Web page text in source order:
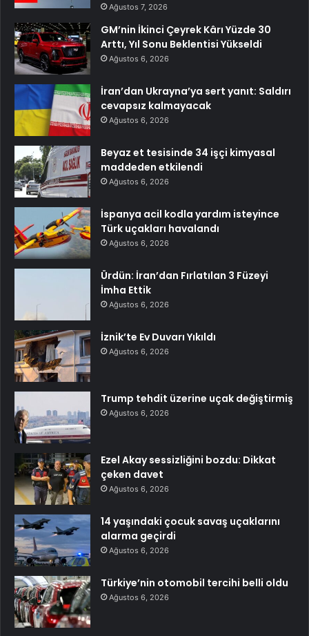
Ağustos 7, 2026
GM’nin İkinci Çeyrek Kârı Yüzde 30
Arttı, Yıl Sonu Beklentisi Yükseldi
Ağustos 6, 2026
İran’dan Ukrayna’ya sert yanıt: Saldırı
cevapsız kalmayacak
Ağustos 6, 2026
Beyaz et tesisinde 34 işçi kimyasal
maddeden etkilendi
Ağustos 6, 2026
İspanya acil kodla yardım isteyince
Türk uçakları havalandı
Ağustos 6, 2026
Ürdün: İran’dan Fırlatılan 3 Füzeyi
İmha Ettik
Ağustos 6, 2026
İznik’te Ev Duvarı Yıkıldı
Ağustos 6, 2026
Trump tehdit üzerine uçak değiştirmiş
Ağustos 6, 2026
Ezel Akay sessizliğini bozdu: Dikkat
çeken davet
Ağustos 6, 2026
14 yaşındaki çocuk savaş uçaklarını
alarma geçirdi
Ağustos 6, 2026
Türkiye’nin otomobil tercihi belli oldu
Ağustos 6, 2026